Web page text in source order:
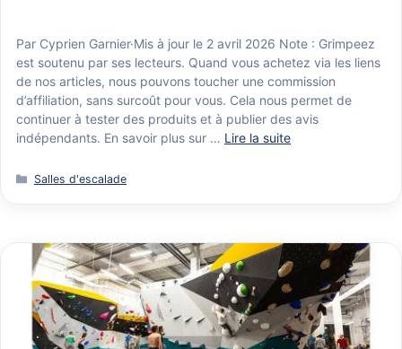
Par Cyprien Garnier·Mis à jour le 2 avril 2026 Note : Grimpeez
est soutenu par ses lecteurs. Quand vous achetez via les liens
de nos articles, nous pouvons toucher une commission
d’affiliation, sans surcoût pour vous. Cela nous permet de
continuer à tester des produits et à publier des avis
indépendants. En savoir plus sur … Lire la suite
Catégories
Salles d'escalade